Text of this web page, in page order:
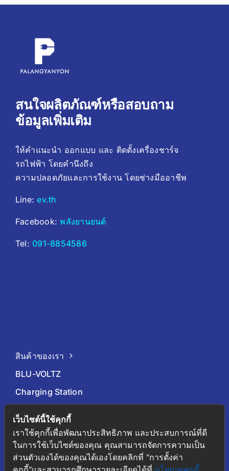
สนใจผลิตภัณฑ์หรือสอบถาม
ข้อมูลเพิ่มเติม
ให้คำแนะนำ ออกแบบ และ ติดตั้งเครื่องชาร์จ
รถไฟฟ้า โดยคํานึงถึง
ความปลอดภัยและการใช้งาน โดยช่างมืออาชีพ
Line:ev.th
Facebook:พลังยานยนต์
Tel: 091-8854586
สินค้าของเรา
BLU-VOLTZ
Charging Station
เกี่ยวกับเรา
บทความน่ารู้
ติดต่อเรา
เว็บไซต์นี้ใช้คุกกี้
เราใช้คุกกี้เพื่อพัฒนาประสิทธิภาพ และประสบการณ์ที่ดี
ในการใช้เว็บไซต์ของคุณ คุณสามารถจัดการความเป็น
ส่วนตัวเองได้ของคุณได้เองโดยคลิกที่ "การตั้งค่า